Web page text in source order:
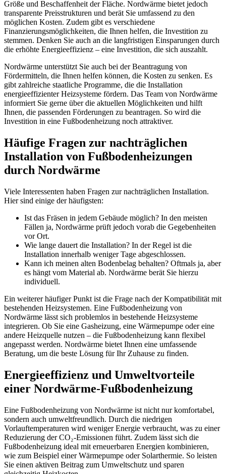
Größe und Beschaffenheit der Fläche. Nordwärme bietet jedoch
transparente Preisstrukturen und berät Sie umfassend zu den
möglichen Kosten. Zudem gibt es verschiedene
Finanzierungsmöglichkeiten, die Ihnen helfen, die Investition zu
stemmen. Denken Sie auch an die langfristigen Einsparungen durch
die erhöhte Energieeffizienz – eine Investition, die sich auszahlt.
Nordwärme unterstützt Sie auch bei der Beantragung von
Fördermitteln, die Ihnen helfen können, die Kosten zu senken. Es
gibt zahlreiche staatliche Programme, die die Installation
energieeffizienter Heizsysteme fördern. Das Team von Nordwärme
informiert Sie gerne über die aktuellen Möglichkeiten und hilft
Ihnen, die passenden Förderungen zu beantragen. So wird die
Investition in eine Fußbodenheizung noch attraktiver.
Häufige Fragen zur nachträglichen
Installation von Fußbodenheizungen
durch Nordwärme
Viele Interessenten haben Fragen zur nachträglichen Installation.
Hier sind einige der häufigsten:
Ist das Fräsen in jedem Gebäude möglich? In den meisten
Fällen ja, Nordwärme prüft jedoch vorab die Gegebenheiten
vor Ort.
Wie lange dauert die Installation? In der Regel ist die
Installation innerhalb weniger Tage abgeschlossen.
Kann ich meinen alten Bodenbelag behalten? Oftmals ja, aber
es hängt vom Material ab. Nordwärme berät Sie hierzu
individuell.
Ein weiterer häufiger Punkt ist die Frage nach der Kompatibilität mit
bestehenden Heizsystemen. Eine Fußbodenheizung von
Nordwärme lässt sich problemlos in bestehende Heizsysteme
integrieren. Ob Sie eine Gasheizung, eine Wärmepumpe oder eine
andere Heizquelle nutzen – die Fußbodenheizung kann flexibel
angepasst werden. Nordwärme bietet Ihnen eine umfassende
Beratung, um die beste Lösung für Ihr Zuhause zu finden.
Energieeffizienz und Umweltvorteile
einer Nordwärme-Fußbodenheizung
Eine Fußbodenheizung von Nordwärme ist nicht nur komfortabel,
sondern auch umweltfreundlich. Durch die niedrigen
Vorlauftemperaturen wird weniger Energie verbraucht, was zu einer
Reduzierung der CO₂-Emissionen führt. Zudem lässt sich die
Fußbodenheizung ideal mit erneuerbaren Energien kombinieren,
wie zum Beispiel einer Wärmepumpe oder Solarthermie. So leisten
Sie einen aktiven Beitrag zum Umweltschutz und sparen